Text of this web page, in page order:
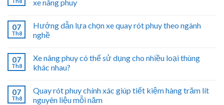
xe nâng phuy
07
Th8
Hướng dẫn lựa chọn xe quay rót phuy theo ngành
nghề
07
Th8
Xe nâng phuy có thể sử dụng cho nhiều loại thùng
khác nhau?
07
Th8
Quay rót phuy chính xác giúp tiết kiệm hàng trăm lít
nguyên liệu mỗi năm